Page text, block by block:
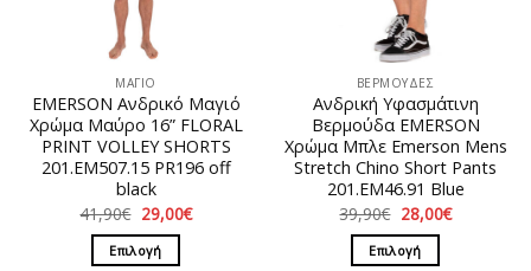
να
επιλεγούν
στη
σελίδα
του
προϊόντος
να
επιλεγούν
στη
σελίδα
του
προϊόντος
ΜΑΓΙΟ
EMERSON Ανδρικό Μαγιό
Χρώμα Μαύρο 16” FLORAL
PRINT VOLLEY SHORTS
201.EM507.15 PR196 off
black
41,90€ Original
price
was:
41,90€.
29,00€Η
τρέχουσα
Επιλογή
ΒΕΡΜΟΥΔΕΣ
Ανδρική Υφασμάτινη
Βερμούδα EMERSON
Χρώμα Μπλε Emerson Mens
Stretch Chino Short Pants
201.EM46.91 Blue
39,90€ Original
price
was:
39,90€.
28,00€Η
τρέχουσα
Επιλογή